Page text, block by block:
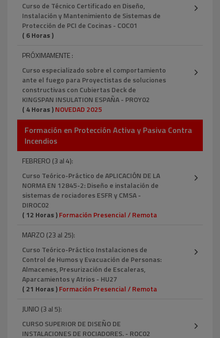
Curso de Técnico Certificado en Diseño,
Instalación y Mantenimiento de Sistemas de
Protección de PCI de Cocinas - COC01
( 6 Horas )
PRÓXIMAMENTE :
Curso especializado sobre el comportamiento
ante el fuego para Proyectistas de soluciones
constructivas con Cubiertas Deck de
KINGSPAN INSULATION ESPAÑA - PROY02
( 4 Horas )NOVEDAD 2025
Formación en Protección Activa y Pasiva Contra
Incendios
FEBRERO (3 al 4):
Curso Teórico-Práctico de APLICACIÓN DE LA
NORMA EN 12845-2: Diseño e instalación de
sistemas de rociadores ESFR y CMSA -
DIROC02
( 12 Horas )Formación Presencial / Remota
MARZO (23 al 25):
Curso Teórico-Práctico Instalaciones de
Control de Humos y Evacuación de Personas:
Almacenes, Presurización de Escaleras,
Aparcamientos y Atrios - HU27
( 21 Horas )Formación Presencial / Remota
JUNIO (3 al 5):
CURSO SUPERIOR DE DISEÑO DE
INSTALACIONES DE ROCIADORES. - ROC02